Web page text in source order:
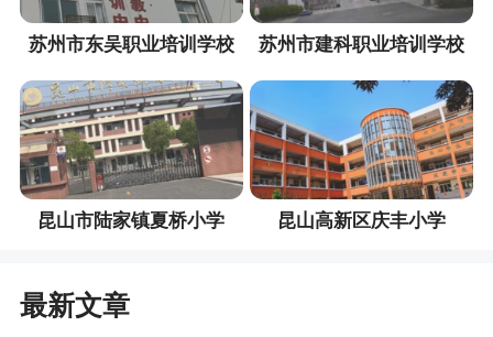
苏州市东吴职业培训学校 苏州市建科职业培训学校
昆山市陆家镇夏桥小学 昆山高新区庆丰小学
最新文章